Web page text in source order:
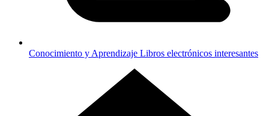
Conocimiento y Aprendizaje Libros electrónicos interesantes